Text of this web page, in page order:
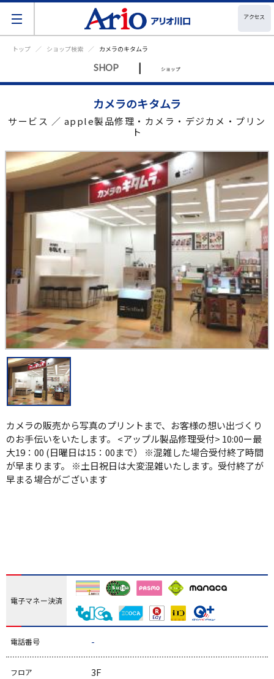
アクセス
トップ ショップ検索 カメラのキタムラ
SHOP | ショップ
カメラのキタムラ
サービス ／ apple製品修理・カメラ・デジカメ・プリン
ト
カメラの販売から写真のプリントまで、お客様の想い出づくり
のお手伝いをいたします。 <アップル製品修理受付> 10:00ー最
大19：00 (日曜日は15：00まで） ※混雑した場合受付終了時間
が早まります。 ※土日祝日は大変混雑いたします。受付終了が
早まる場合がございます
電子マネー決済
電話番号 -
フロア 3F